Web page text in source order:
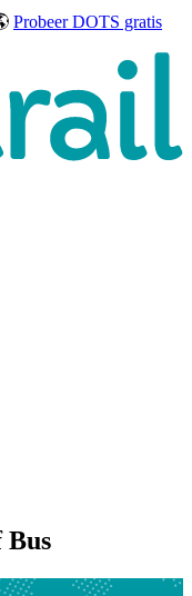
Probeer DOTS gratis
Bus